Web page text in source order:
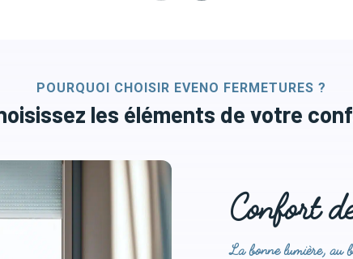
POURQUOI CHOISIR EVENO FERMETURES ?
les éléments de votre
Confort
La bonne lumière, au